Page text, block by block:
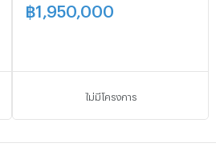
ชุมชนและสิ่งอำนวยความ
สะดวกครบ
฿1,950,000
ไม่มีโครงการ